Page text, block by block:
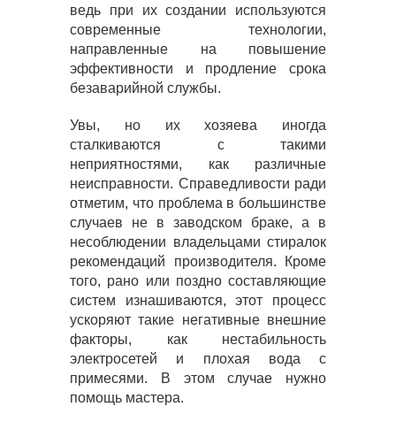
ведь при их создании используются
современные технологии,
направленные на повышение
эффективности и продление срока
безаварийной службы.
Увы, но их хозяева иногда
сталкиваются с такими
неприятностями, как различные
неисправности. Справедливости ради
отметим, что проблема в большинстве
случаев не в заводском браке, а в
несоблюдении владельцами стиралок
рекомендаций производителя. Кроме
того, рано или поздно составляющие
систем изнашиваются, этот процесс
ускоряют такие негативные внешние
факторы, как нестабильность
электросетей и плохая вода с
примесями. В этом случае нужно
помощь мастера.